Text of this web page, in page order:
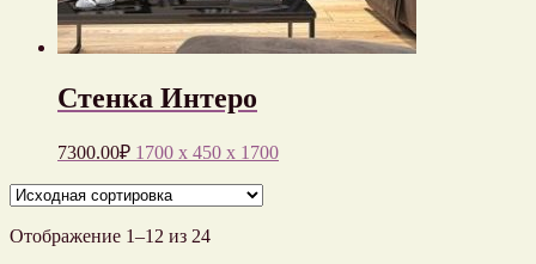
Стенка Интеро
7300.00₽ 1700 x 450 x 1700
Отображение 1–12 из 24